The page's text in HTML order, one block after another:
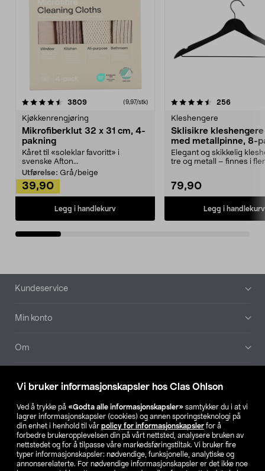
Vi bruker informasjonskapsler hos Clas Ohlson
Ved å trykke på «Godta alle informasjonskapsler» samtykker du i at vi
lagrer informasjonskapsler (cookies) og annen sporingsteknologi på
din enhet i henhold til vår policy for informasjonskapsler for å
forbedre brukeropplevelsen din på vårt nettsted, analysere bruken av
nettstedet og for å tilpasse våre markedsføringstiltak. Vi bruker fire
typer informasjonskapsler: nødvendige, funksjonelle, analytiske og
annonserelaterte. For nødvendige informasjonskapsler er det ikke noe
3809anmeldelser(9,97/stk)
Kjøkkenrengjøring
Mikrofiberklut 32 x 31 cm, 4-
pakning
Kåret til «soleklar favoritt» i
svenske Afton...
Utførelse: Grå/beige
39,90
Legg i handlekurv
4.5av 5 stjerner 256
Kleshengere
Sklisikre
med metallpinne, 8-
Elegant og skikkelig
tre og metall – finnes i
79,90
Legg i handlekurv
4.5av 5 stjerner
Bunntekst
Kundeservice
Min konto
Om
Våre selskaper
Finn din butikk
SE NO FI